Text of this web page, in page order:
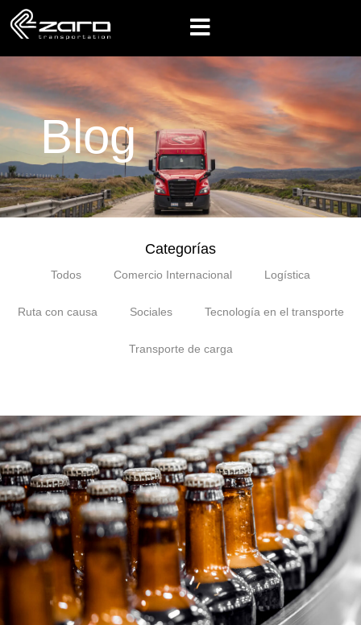
Blog
Categorías
Todos Comercio Internacional Logística
Ruta con causa Sociales Tecnología en el transporte
Transporte de carga